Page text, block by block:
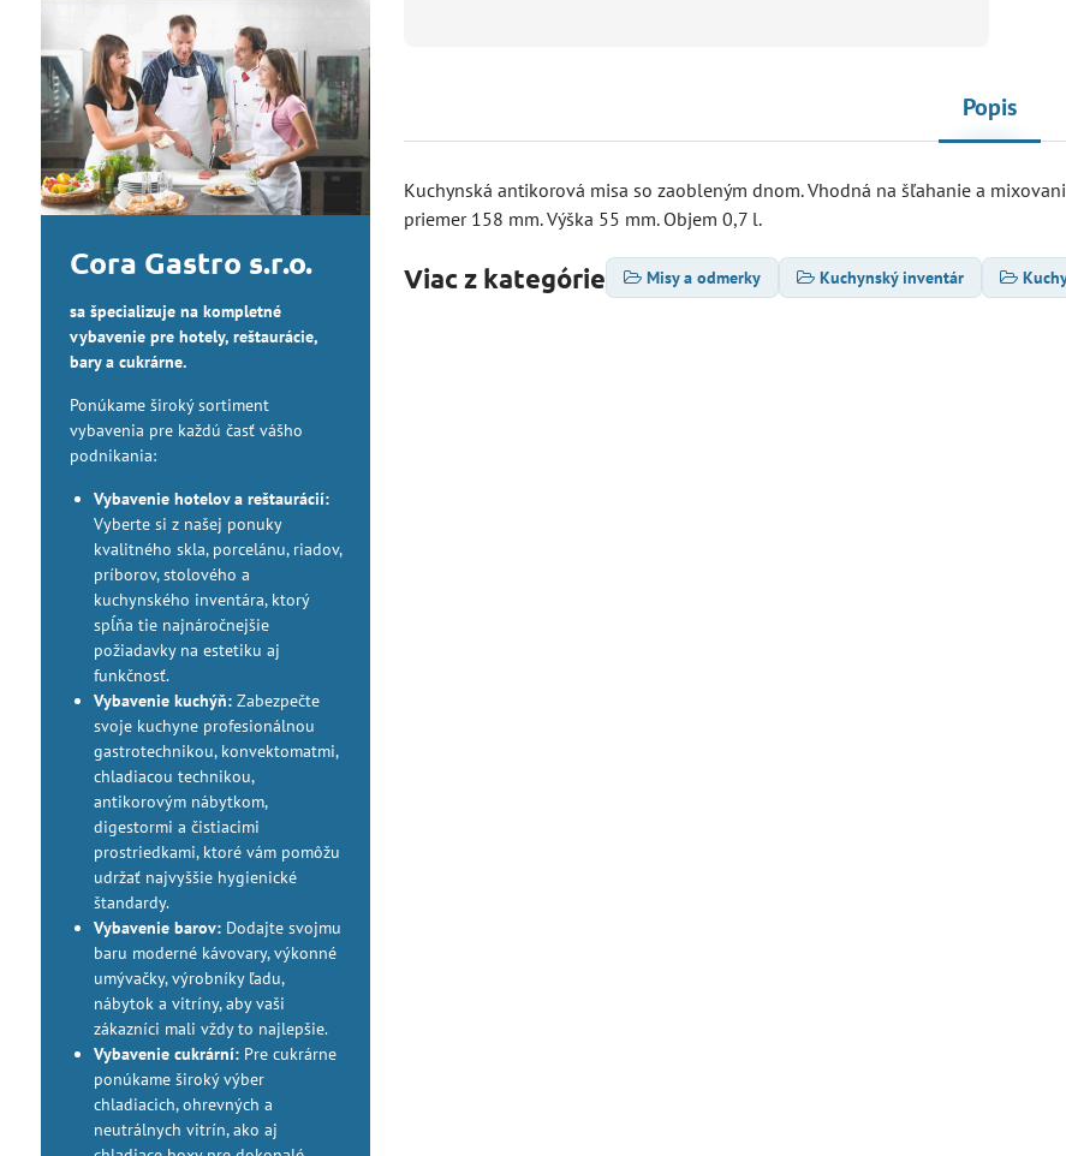
Popis
Kuchynská antikorová misa so zaobleným dnom. Vhodná na šľahanie a
priemer 158 mm. Výška 55 mm. Objem 0,7 l.
Viac z kategórie Misy a odmerky Kuchynský inventár
Cora Gastro s.r.o.
sa špecializuje na kompletné
vybavenie pre hotely, reštaurácie,
bary a cukrárne.
Ponúkame široký sortiment
vybavenia pre každú časť vášho
podnikania:
Vybavenie hotelov a reštaurácií:
Vyberte si z našej ponuky
kvalitného skla, porcelánu, riadov,
príborov, stolového a
kuchynského inventára, ktorý
spĺňa tie najnáročnejšie
požiadavky na estetiku aj
funkčnosť.
Vybavenie kuchýň:Zabezpečte
svoje kuchyne profesionálnou
gastrotechnikou, konvektomatmi,
chladiacou technikou,
antikorovým nábytkom,
digestormi a čistiacimi
prostriedkami, ktoré vám pomôžu
udržať najvyššie hygienické
štandardy.
Vybavenie barov:Dodajte svojmu
baru moderné kávovary, výkonné
umývačky, výrobníky ľadu,
nábytok a vitríny, aby vaši
zákazníci mali vždy to najlepšie.
Vybavenie cukrární:Pre cukrárne
ponúkame široký výber
chladiacich, ohrevných a
neutrálnych vitrín, ako aj